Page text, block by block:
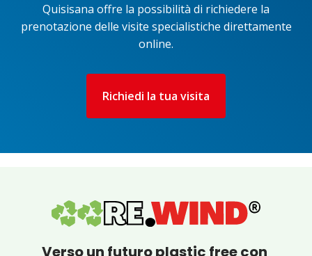
Quisisana offre la possibilità di richiedere la
prenotazione delle visite specialistiche direttamente
online.
Richiedi la tua visita
Verso un futuro plastic free con